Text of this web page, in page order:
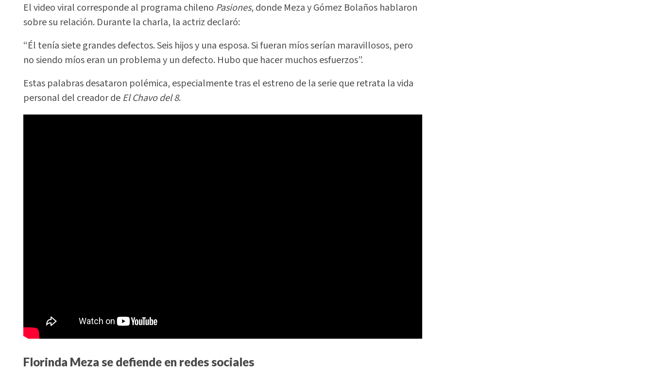
El video viral corresponde al programa chileno Pasiones, donde Meza y Gómez Bolaños hablaron
sobre su relación. Durante la charla, la actriz declaró:
“Él tenía siete grandes defectos. Seis hijos y una esposa. Si fueran míos serían maravillosos, pero
no siendo míos eran un problema y un defecto. Hubo que hacer muchos esfuerzos”.
Estas palabras desataron polémica, especialmente tras el estreno de la serie que retrata la vida
personal del creador de El Chavo del 8.
Florinda Meza se defiende en redes sociales